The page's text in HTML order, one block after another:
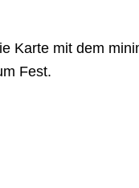
Karte mit dem
Fest.